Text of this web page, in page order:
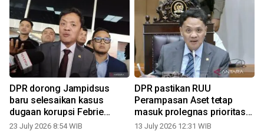
DPR dorong Jampidsus
baru selesaikan kasus
dugaan korupsi Febrie
Adriansyah
23 July 2026 8:54 WIB
DPR pastikan RUU
Perampasan Aset tetap
masuk prolegnas prioritas
2026
13 July 2026 12:31 WIB